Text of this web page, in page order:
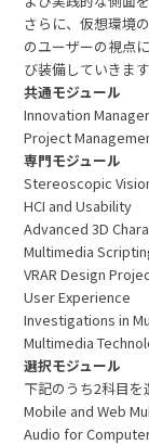
さらに、仮想環境
のユーザーの視点
び装備していきます
共通モジュール
Innovation
Project
専門モジュール
Stereoscopic
HCI and Usability
Advanced 3D
Multimedia
VRAR Design
User Experience
Investigations in
Multimedia
選択モジュール
下記のうち2科目を
Mobile and Web
Audio for